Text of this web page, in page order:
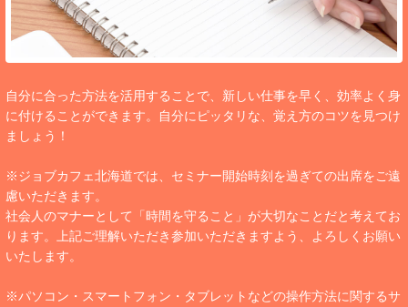
自分に合った方法を活用することで、新しい仕事を早く、効率よく身
に付けることができます。自分にピッタリな、覚え方のコツを見つけ
ましょう！
※ジョブカフェ北海道では、セミナー開始時刻を過ぎての出席をご遠
慮いただきます。
社会人のマナーとして「時間を守ること」が大切なことだと考えてお
ります。上記ご理解いただき参加いただきますよう、よろしくお願い
いたします。
※パソコン・スマートフォン・タブレットなどの操作方法に関するサ